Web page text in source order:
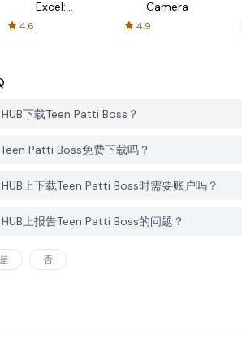
Excel:
Spreadsheets
4.6
Camera
4.9
下载Teen Patti Boss？
Teen Patti Boss免费下载吗？
HUB上下载Teen Patti Boss时需要账户吗？
上报告Teen Patti Boss的问题？
是 否